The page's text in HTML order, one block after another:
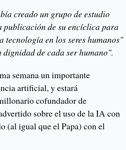
creado un grupo de estudio
de su encíclica para
tecnología en los seres humanos"
de cada ser humano".
semana un importante
artificial, y estará
cofundador de
sobre el uso de la IA con
(al igual que el Papa) con el